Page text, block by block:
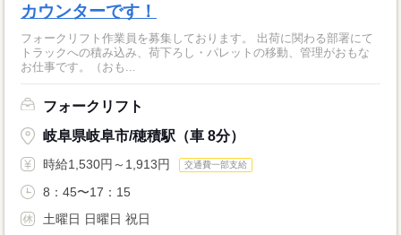
カウンターです！
フォークリフト作業員を募集しております。 出荷に関わる部署にて
トラックへの積み込み、荷下ろし・パレットの移動、管理がおもな
お仕事です。（おも...
フォークリフト
岐阜県岐阜市/穂積駅（車 8分）
時給1,530円～1,913円 交通費一部支給
8：45〜17：15
土曜日 日曜日 祝日